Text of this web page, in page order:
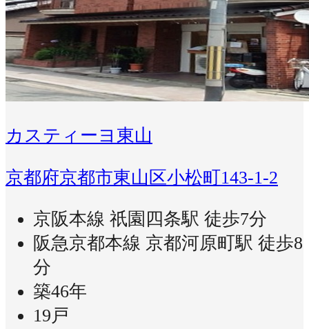
カスティーヨ東山
京都府京都市東山区小松町143-1-2
京阪本線 祇園四条駅 徒歩7分
阪急京都本線 京都河原町駅 徒歩8
分
築46年
19戸